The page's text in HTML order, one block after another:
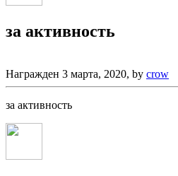
за активность
Награжден 3 марта, 2020, by crow
за активность